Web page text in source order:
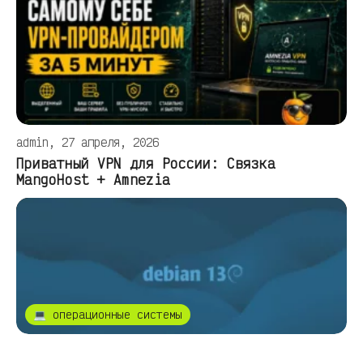
admin, 27 апреля, 2026
Приватный VPN для России: Связка
MangoHost + Amnezia
💻 операционные системы